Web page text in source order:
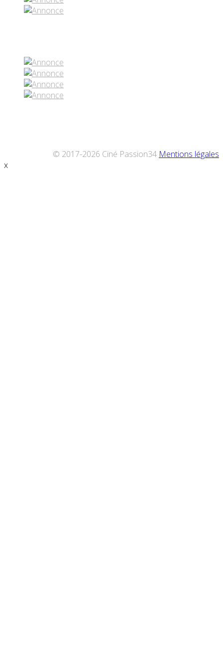
© 2017-2026 Ciné Passion34 Mentions légales
x